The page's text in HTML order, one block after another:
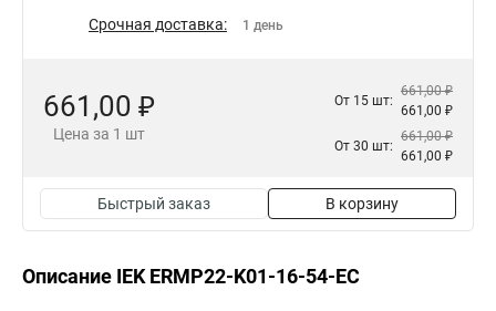
Срочная доставка: 1 день
661,00 ₽
Цена за 1 шт
От 15 шт:
661,00 ₽
661,00 ₽
От 30 шт:
661,00 ₽
661,00 ₽
Быстрый заказ В корзину
Описание IEK ERMP22-K01-16-54-EC